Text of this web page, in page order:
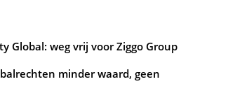
Global: weg vrij voor Ziggo Group
minder waard, geen